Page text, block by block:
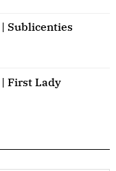
Sublicenties
First Lady